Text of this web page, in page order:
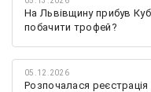
На Львівщину прибув
побачити трофей?
05.12.2026
Розпочалася